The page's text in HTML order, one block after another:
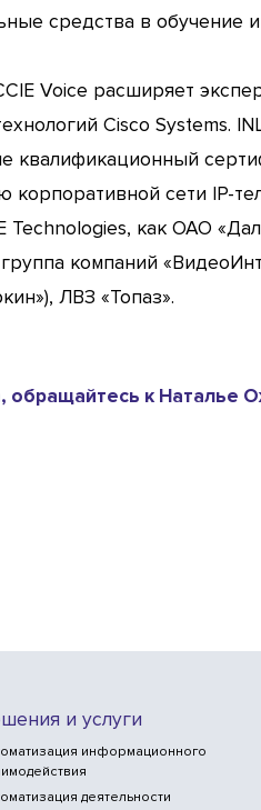
средства в обучение
Voice расширяет
Cisco Systems.
квалификационный
сети IP-
Technologies, как ОАО
компаний
ЛВЗ «Топаз».
к Наталье
и услуги
информационного
деятельности